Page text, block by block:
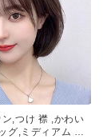
,つけ 襟 ,かわい
グ,ミディアム ボ